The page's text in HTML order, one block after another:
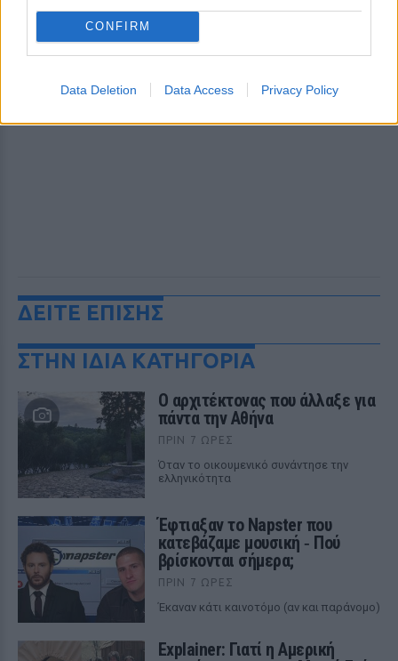
CONFIRM
Data Deletion Data Access Privacy Policy
ΔΕΙΤΕ ΕΠΙΣΗΣ
ΣΤΗΝ ΙΔΙΑ ΚΑΤΗΓΟΡΙΑ
Ο αρχιτέκτονας που άλλαξε για
πάντα την Αθήνα
ΠΡΙΝ 7 ΏΡΕΣ
Όταν το οικουμενικό συνάντησε την
ελληνικότητα
Έφτιαξαν το Napster που
κατεβάζαμε μουσική ‑ Πού
βρίσκονται σήμερα;
ΠΡΙΝ 7 ΏΡΕΣ
Έκαναν κάτι καινοτόμο (αν και παράνομο)
Explainer: Γιατί η Αμερική